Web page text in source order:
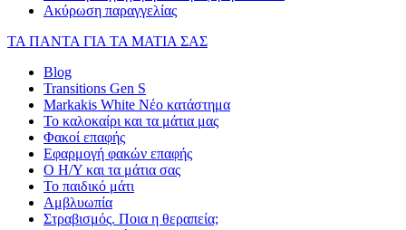
Ακύρωση παραγγελίας
ΤΑ ΠΑΝΤΑ ΓΙΑ ΤΑ ΜΑΤΙΑ ΣΑΣ
Blog
Transitions Gen S
Markakis White Νέο κατάστημα
Το καλοκαίρι και τα μάτια μας
Φακοί επαφής
Εφαρμογή φακών επαφής
Ο Η/Υ και τα μάτια σας
Το παιδικό μάτι
Αμβλυωπία
Στραβισμός. Ποια η θεραπεία;